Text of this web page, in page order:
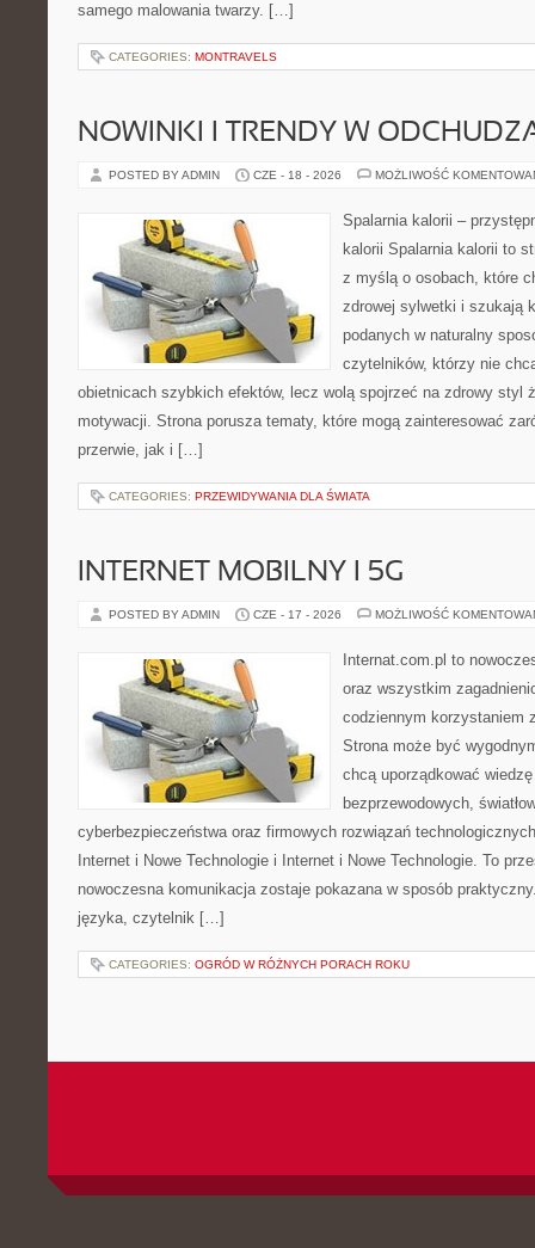
samego malowania twarzy. […]
CATEGORIES: MONTRAVELS
NOWINKI I TRENDY W
POSTED BY ADMIN CZE - 18 - 2026 MOŻLIWOŚĆ
Spalarnia kalorii –
kalorii Spalarnia kalorii to
z myślą o osobach, które
zdrowej sylwetki i szukają
podanych w naturalny
czytelników, którzy nie
obietnicach szybkich efektów, lecz wolą spojrzeć na zdrowy styl
motywacji. Strona porusza tematy, które mogą zainteresować
przerwie, jak i […]
CATEGORIES: PRZEWIDYWANIA DLA ŚWIATA
INTERNET MOBILNY I 5G
POSTED BY ADMIN CZE - 17 - 2026 MOŻLIWOŚĆ
Internat.com.pl to
oraz wszystkim
codziennym korzystaniem
Strona może być
chcą uporządkować
bezprzewodowych,
cyberbezpieczeństwa oraz firmowych rozwiązań
Internet i Nowe Technologie i Internet i Nowe Technologie. To
nowoczesna komunikacja zostaje pokazana w sposób
języka, czytelnik […]
CATEGORIES: OGRÓD W RÓŻNYCH PORACH ROKU